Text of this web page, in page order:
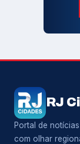
RJ
Portal de
com olhar